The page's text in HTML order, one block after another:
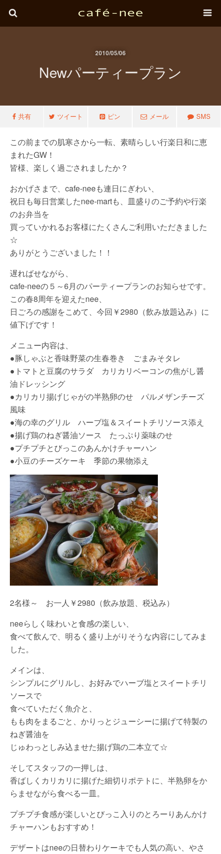
2010/05/06
Newパーティープラン
共有 ツイート ピン メール SMS
この前までの肌寒さから一転、素晴らしい行楽日和に恵
まれたGW！
皆様、楽しく過ごされましたか？
おかげさまで、cafe-neeも連日にぎわい、
祝日も毎日営業したnee-martも、皿盛りのご予約や行楽
のお弁当を
買っていかれるお客様にたくさんご利用いただきました
☆
ありがとうございました！！
遅ればせながら、
cafe-neeの５～6月のパーティープランのお知らせです。
この春8周年を迎えたnee、
日ごろの感謝をこめて、今回￥2980（飲み放題込み）に
値下げです！
メニュー内容は、
●豚しゃぶと香味野菜の生春巻き ごまみそタレ
●トマトと豆腐のサラダ カリカリベーコンの焦がし醤
油ドレッシング
●カリカリ揚げじゃがの半熟卵のせ パルメザンチーズ
風味
●海の幸のグリル ハーブ塩＆スイートチリソース添え
●揚げ鶏のねぎ醤油ソース たっぷり薬味のせ
●プチプチとびっこのあんかけチャーハン
●小豆のチーズケーキ 季節の果物添え
2名様～ お一人￥2980（飲み放題、税込み）
neeらしく味わいと食感の楽しい、
食べて飲んで、明るく盛り上がりそうな内容にしてみま
した。
メインは、
シンプルにグリルし、お好みでハーブ塩とスイートチリ
ソースで
食べていただく魚介と、
もも肉をまるごと、かりっとジューシーに揚げて特製の
ねぎ醤油を
じゅわっとしみ込ませた揚げ鶏の二本立て☆
そしてスタッフの一押しは、
香ばしくカリカリに揚げた細切りポテトに、半熟卵をか
らませながら食べる一皿。
プチプチ食感が楽しいとびっこ入りのとろーりあんかけ
チャーハンもおすすめ！
デザートはneeの日替わりケーキでも人気の高い、やさ